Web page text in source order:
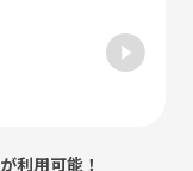
が利用可能！